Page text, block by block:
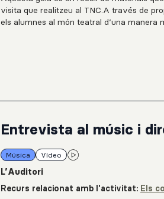
visita que realitzeu al TNC.A través de
els alumnes al món teatral d’una
Entrevista al músic i
Música Vídeo
L’Auditori
Recurs relacionat amb l'activitat: Els